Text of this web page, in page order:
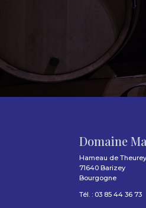
Domaine
Hameau de Theurey
71640 Barizey
Bourgogne
Tél. : 03 85 44 36 73